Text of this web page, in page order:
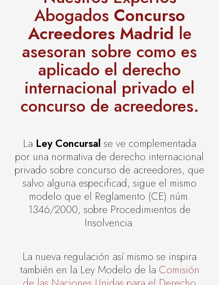
Abogados Concurso
Acreedores Madrid le
asesoran sobre como es
aplicado el derecho
internacional privado el
concurso de acreedores.
La Ley Concursal se ve complementada
por una normativa de derecho internacional
privado sobre concurso de acreedores, que
salvo alguna especificad, sigue el mismo
modelo que el Reglamento (CE) núm.
1346/2000, sobre Procedimientos de
Insolvencia.
La nueva regulación así mismo se inspira
también en la Ley Modelo de la Comisión